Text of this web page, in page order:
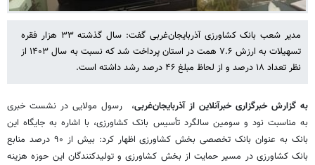
مدیر شعب بانک کشاورزی آذربایجان‌غربی گفت: سال گذشته ۳۳ هزار فقره
تسهیلات به ارزش ۷.۶ همت در استان پرداخت شد که نسبت به سال ۱۴۰۳ از
نظر تعداد ۱۸ درصد و از لحاظ مبلغ ۴۶ درصد رشد داشته است.
به گزارش خبرگزاری خبرآنلاین از آذربایجان‌غربی، رسول مولایی در نشست خبری
به مناسبت نود و سومین سالگرد تأسیس بانک کشاورزی، با اشاره به جایگاه این
بانک به عنوان بانک تخصصی بخش کشاورزی اظهار کرد: بیش از ۹۰ درصد منابع
بانک کشاورزی در مسیر حمایت از بخش کشاورزی و تولیدکنندگان این حوزه هزینه